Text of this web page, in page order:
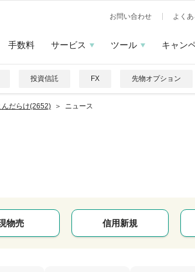
お問い合わせ よく
手数料 サービス ツール キャン
投資信託 FX 先物オプション
んだらけ(2652) ニュース
物売 信用新規